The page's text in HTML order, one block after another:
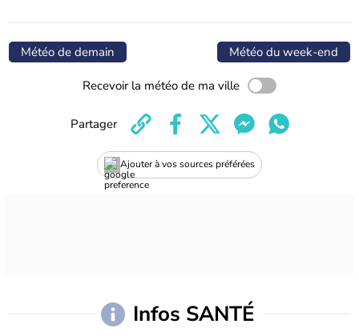
Météo de demain Météo du week-end
Recevoir la météo de ma ville
Ajouter à vos sources préférées
Partager
Infos SANTÉ